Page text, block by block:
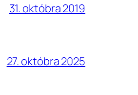
31. októbra 2019
27. októbra 2025